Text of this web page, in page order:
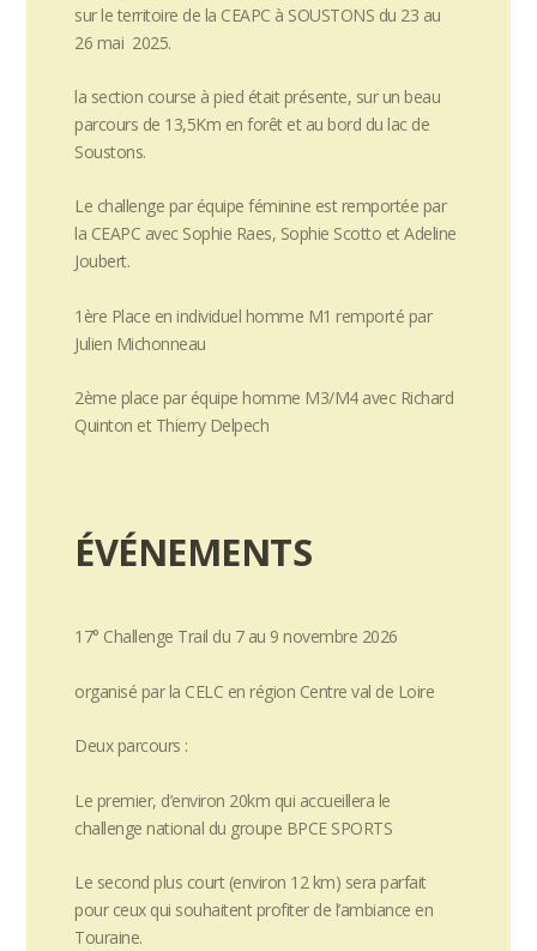
sur le territoire de la CEAPC à SOUSTONS du 23 au
26 mai 2025.
la section course à pied était présente, sur un beau
parcours de 13,5Km en forêt et au bord du lac de
Soustons.
Le challenge par équipe féminine est remportée par
la CEAPC avec Sophie Raes, Sophie Scotto et Adeline
Joubert.
1ère Place en individuel homme M1 remporté par
Julien Michonneau
2ème place par équipe homme M3/M4 avec Richard
Quinton et Thierry Delpech
ÉVÉNEMENTS
17° Challenge Trail du 7 au 9 novembre 2026
organisé par la CELC en région Centre val de Loire
Deux parcours :
Le premier, d’environ 20km qui accueillera le
challenge national du groupe BPCE SPORTS
Le second plus court (environ 12 km) sera parfait
pour ceux qui souhaitent profiter de l’ambiance en
Touraine.